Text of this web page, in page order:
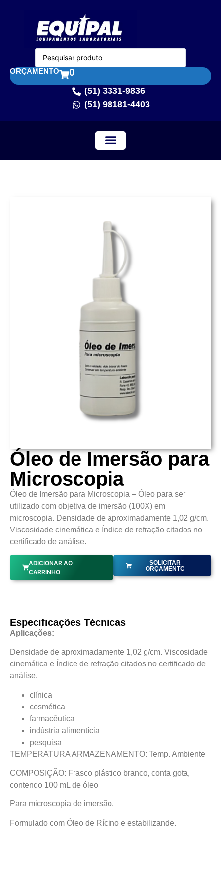
ORÇAMENTO 0
(51) 3331-9836
(51) 98181-4403
Óleo de Imersão para
Microscopia
Óleo de Imersão para Microscopia – Óleo para ser
utilizado com objetiva de imersão (100X) em
microscopia. Densidade de aproximadamente 1,02 g/cm.
Viscosidade cinemática e Índice de refração citados no
certificado de análise.
ADICIONAR AO
CARRINHO
SOLICITAR
ORÇAMENTO
Especificações Técnicas
Aplicações:
Densidade de aproximadamente 1,02 g/cm. Viscosidade
cinemática e Índice de refração citados no certificado de
análise.
clínica
cosmética
farmacêutica
indústria alimentícia
pesquisa
TEMPERATURA ARMAZENAMENTO: Temp. Ambiente
COMPOSIÇÃO: Frasco plástico branco, conta gota,
contendo 100 mL de óleo
Para microscopia de imersão.
Formulado com Óleo de Rícino e estabilizande.